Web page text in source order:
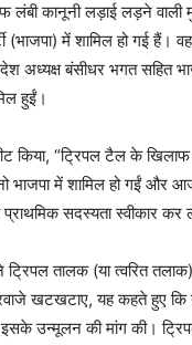
कानूनी लड़ाई लड़ने वाली
(भाजपा) में शामिल हो गई
अध्यक्ष बंसीधर भगत सहित
हुईं।
किया, “ट्रिपल टैल के
भाजपा में शामिल हो गईं और
सदस्यता स्वीकार कर
ट्रिपल तालक (या त्वरित
खटखटाए, यह कहते हुए
इसके उन्मूलन की मांग की।